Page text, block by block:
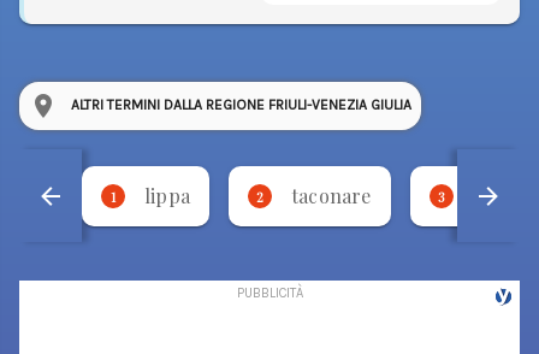
ALTRI TERMINI DALLA REGIONE FRIULI-VENEZIA GIULIA
1 lippa 2 taconare 3 necca